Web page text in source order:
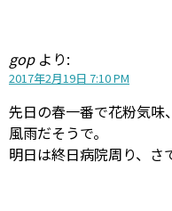
gop より:
2017年2月19日 7:10 PM
先日の春一番で花粉気
風雨だそうで。
明日は終日病院周り、さ